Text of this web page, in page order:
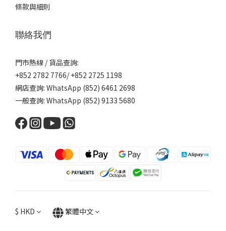
條款與細則
聯絡我們
門市熱線 / 貨品查詢:
+852 2782 7766/ +852 2725 1198
網店查詢: WhatsApp (852) 6461 2698
一般查詢: WhatsApp (852) 9133 5680
$ HKD 繁體中文